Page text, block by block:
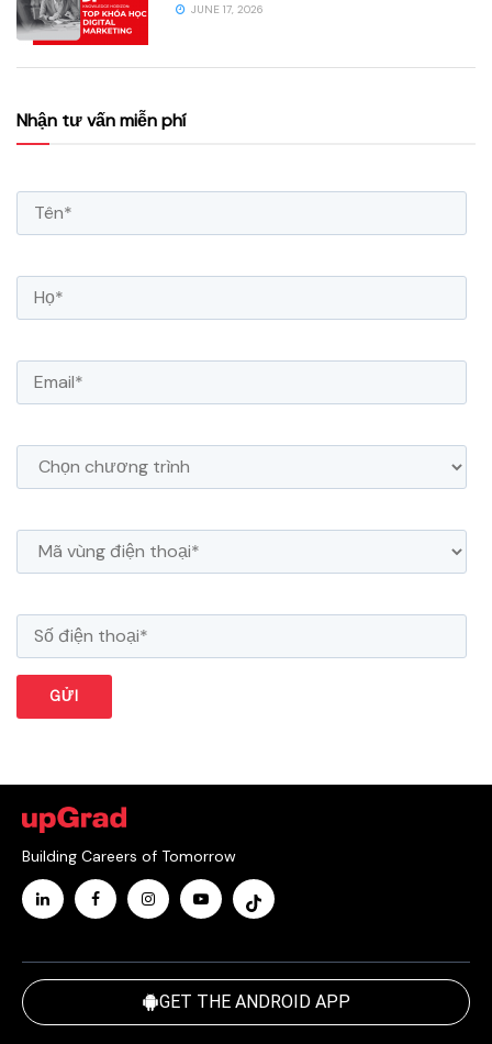
JUNE 17, 2026
Nhận tư vấn miễn phí
Building Careers of Tomorrow
GET THE ANDROID APP